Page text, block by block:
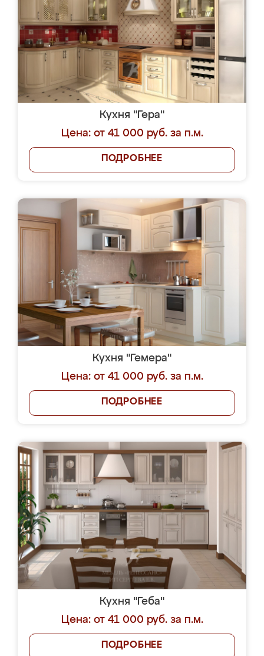
Кухня "Гера"
Цена: от 41 000 руб. за п.м.
ПОДРОБНЕЕ
Кухня "Гемера"
Цена: от 41 000 руб. за п.м.
ПОДРОБНЕЕ
Кухня "Геба"
Цена: от 41 000 руб. за п.м.
ПОДРОБНЕЕ